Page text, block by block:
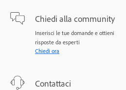
Chiedi alla community
Inserisci le tue domande e ottieni
risposte da esperti
Chiedi ora
Contattaci